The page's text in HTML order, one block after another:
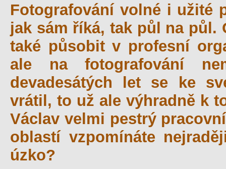
Fotografování volné i užité
jak sám říká, tak půl na půl.
také působit v profesní
ale na fotografování
devadesátých let se ke
vrátil, to už ale výhradně k
Václav velmi pestrý
oblastí vzpomínáte
úzko?